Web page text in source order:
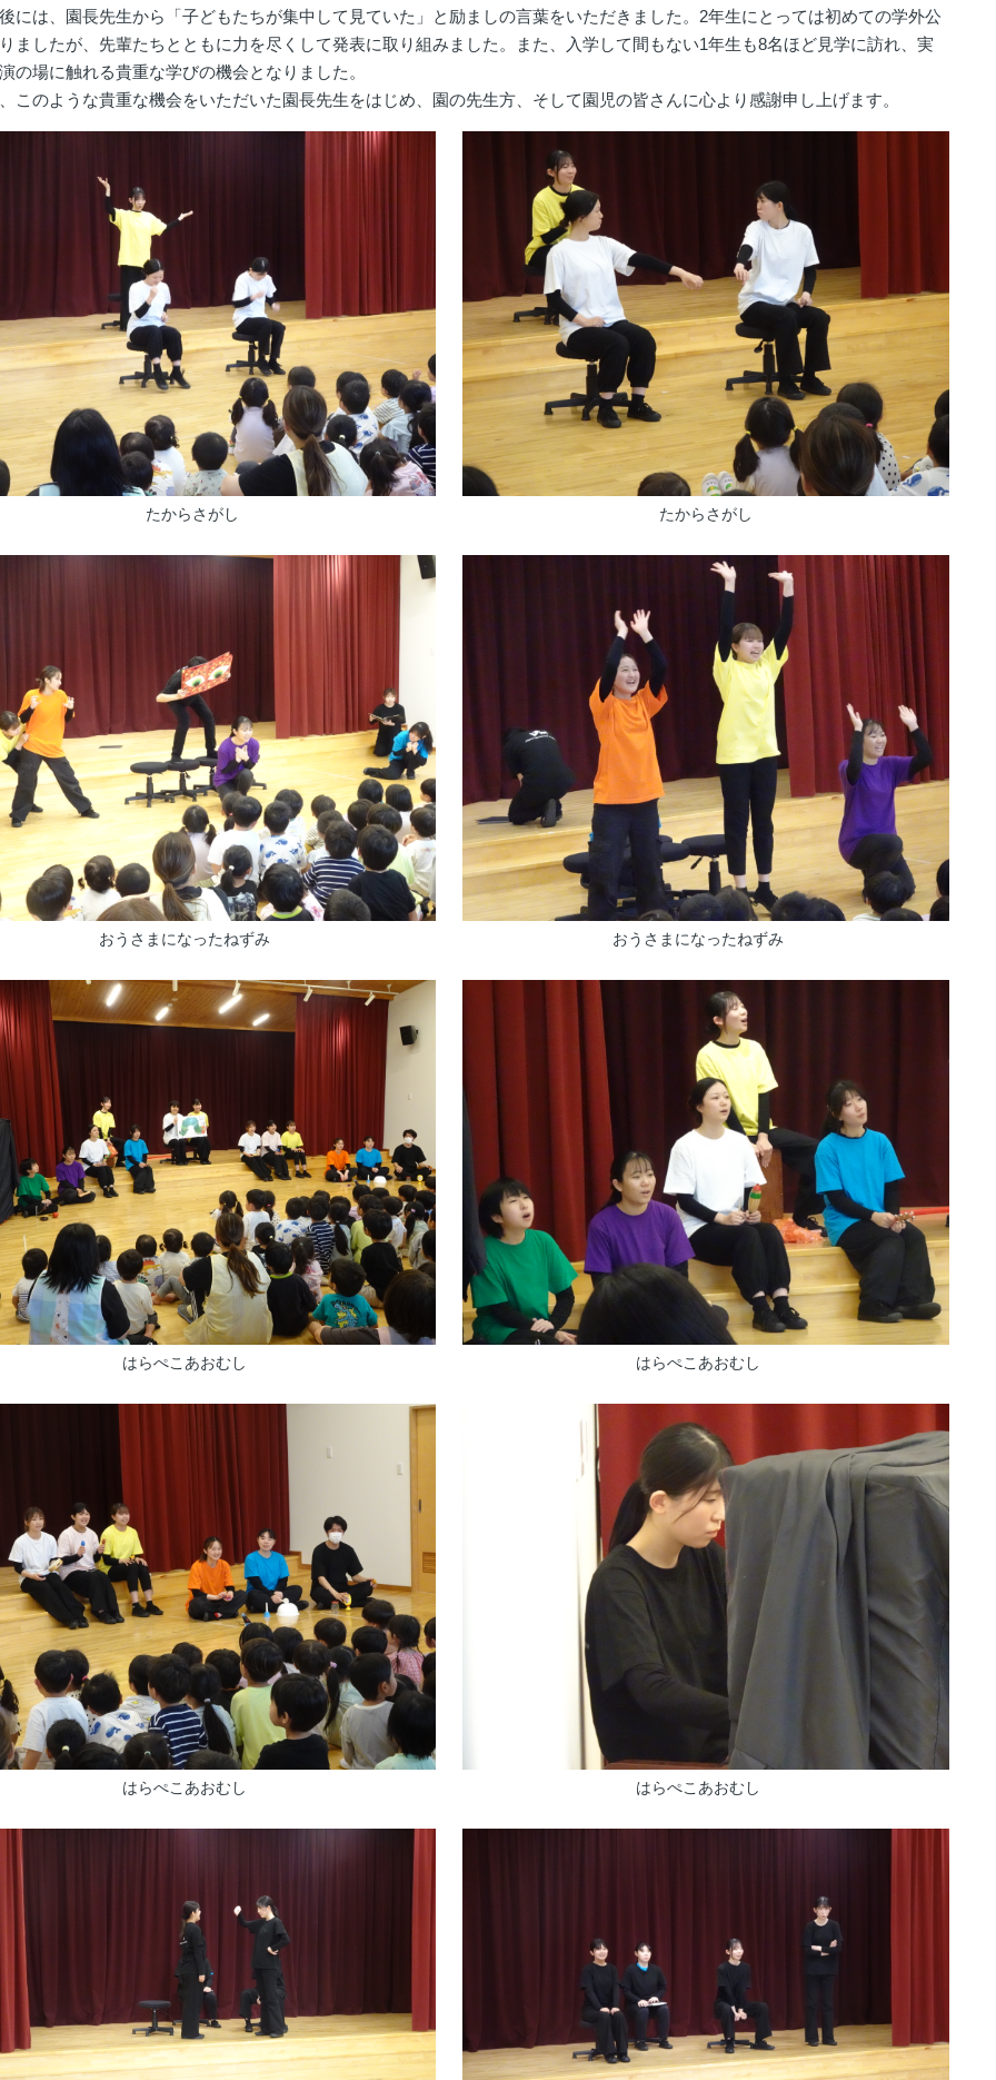
は、園長先生から「子どもたちが集中して見ていた」と励ましの言葉をいただきました。2年生にとっては初めての学外公
ましたが、先輩たちとともに力を尽くして発表に取り組みました。また、入学して間もない1年生も8名ほど見学に訪れ、実
の場に触れる貴重な学びの機会となりました。
のような貴重な機会をいただいた園長先生をはじめ、園の先生方、そして園児の皆さんに心より感謝申し上げます。
たからさがし たからさがし
おうさまになったねずみ おうさまになったねずみ
はらぺこあおむし はらぺこあおむし
はらぺこあおむし はらぺこあおむし